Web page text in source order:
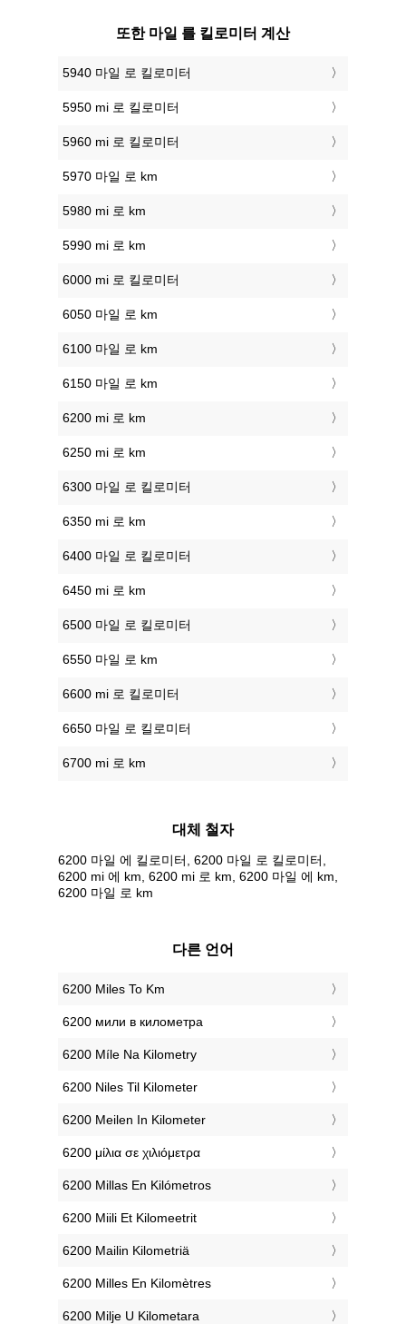
또한 마일 를 킬로미터 계산
5940 마일 로 킬로미터
5950 mi 로 킬로미터
5960 mi 로 킬로미터
5970 마일 로 km
5980 mi 로 km
5990 mi 로 km
6000 mi 로 킬로미터
6050 마일 로 km
6100 마일 로 km
6150 마일 로 km
6200 mi 로 km
6250 mi 로 km
6300 마일 로 킬로미터
6350 mi 로 km
6400 마일 로 킬로미터
6450 mi 로 km
6500 마일 로 킬로미터
6550 마일 로 km
6600 mi 로 킬로미터
6650 마일 로 킬로미터
6700 mi 로 km
대체 철자
6200 마일 에 킬로미터, 6200 마일 로 킬로미터,
6200 mi 에 km, 6200 mi 로 km, 6200 마일 에 km,
6200 마일 로 km
다른 언어
‎6200 Miles To Km
‎6200 мили в километра
‎6200 Míle Na Kilometry
‎6200 Niles Til Kilometer
‎6200 Meilen In Kilometer
‎6200 μίλια σε χιλιόμετρα
‎6200 Millas En Kilómetros
‎6200 Miili Et Kilomeetrit
‎6200 Mailin Kilometriä
‎6200 Milles En Kilomètres
‎6200 Milje U Kilometara